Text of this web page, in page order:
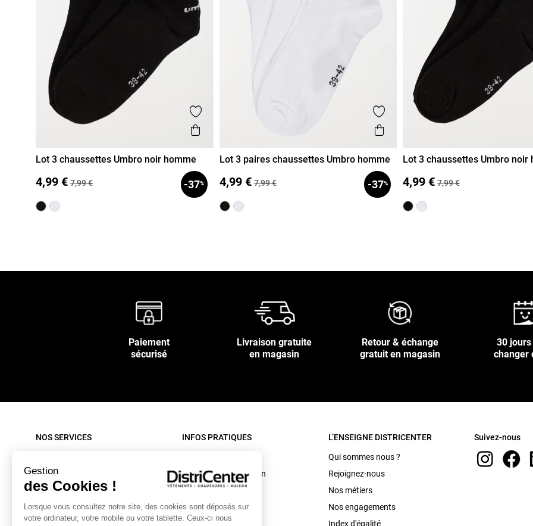
Gestion
des Cookies !
Lorsque vous consultez notre site, des cookies sont déposés sur
votre ordinateur, votre mobile ou votre tablette. Ceux-ci nous
Ajouter aux favoris
Aperçu rapide
Lot 3 chaussettes Umbro noir homme
4,99 € 7,99 € -37%
Ajouter aux favoris
Aperçu rapide
Lot 3 paires chaussettes Umbro homme
4,99 € 7,99 € -37%
Lot 3 chaussettes Umbro noir
4,99 € 7,99 €
Paiement
sécurisé
Livraison gratuite
en magasin
Retour & échange
gratuit en magasin
30
changer
NOS SERVICES
Nos livraisons
Retour sous 30 jours
Contactez-nous
Mon compte
INFOS PRATIQUES
Conditions d'utilisation
C.G.V. site internet
C.G.V. Magasin
Mentions légales
L’ENSEIGNE DISTRICENTER
Qui sommes nous ?
Rejoignez-nous
Nos métiers
Nos engagements
Index d'égalité
Suivez-nous